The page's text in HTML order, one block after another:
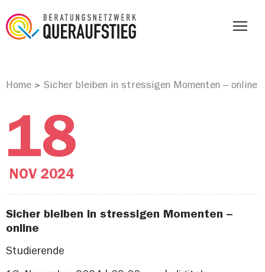
Home > Sicher bleiben in stressigen Momenten – online
18
NOV 2024
Sicher bleiben in stressigen Momenten –
online
Studierende